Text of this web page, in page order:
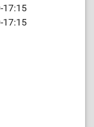
17:15
17:15